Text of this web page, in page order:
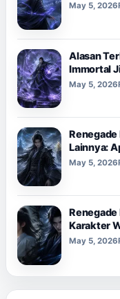
May 5, 2026
Alasan
Immortal
Gelap
May 5, 2026
Lainnya:
May 5, 2026
Karakter
May 5, 2026